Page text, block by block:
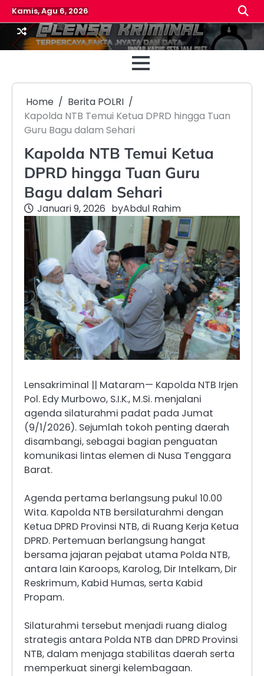
Skip
to
content
Kamis, Agu 6, 2026
Beranda
Home
Berita POLRI
Kapolda NTB Temui Ketua DPRD hingga Tuan
Guru Bagu dalam Sehari
Kapolda NTB Temui Ketua
DPRD hingga Tuan Guru
Bagu dalam Sehari
Januari 9, 2026 byAbdul Rahim
Lensakriminal || Mataram— Kapolda NTB Irjen
Pol. Edy Murbowo, S.I.K., M.Si. menjalani
agenda silaturahmi padat pada Jumat
(9/1/2026). Sejumlah tokoh penting daerah
disambangi, sebagai bagian penguatan
komunikasi lintas elemen di Nusa Tenggara
Barat.
Agenda pertama berlangsung pukul 10.00
Wita. Kapolda NTB bersilaturahmi dengan
Ketua DPRD Provinsi NTB, di Ruang Kerja Ketua
DPRD. Pertemuan berlangsung hangat
bersama jajaran pejabat utama Polda NTB,
antara lain Karoops, Karolog, Dir Intelkam, Dir
Reskrimum, Kabid Humas, serta Kabid
Propam.
Silaturahmi tersebut menjadi ruang dialog
strategis antara Polda NTB dan DPRD Provinsi
NTB, dalam menjaga stabilitas daerah serta
memperkuat sinergi kelembagaan.